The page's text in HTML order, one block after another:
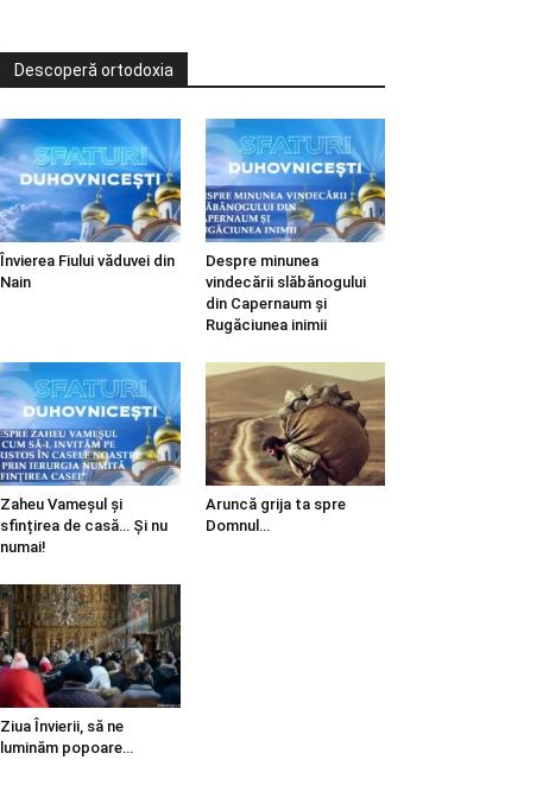
Descoperă ortodoxia
Învierea Fiului văduvei din
Nain
Despre minunea
vindecării slăbănogului
din Capernaum și
Rugăciunea inimii
Zaheu Vameșul și
sfințirea de casă… Și nu
numai!
Aruncă grija ta spre
Domnul…
Ziua Învierii, să ne
luminăm popoare…